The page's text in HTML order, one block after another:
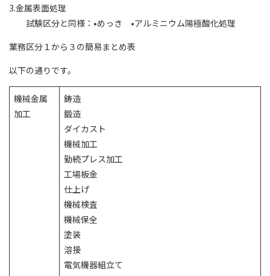
3.金属表面処理
試験区分と同様：•めっき •アルミニウム陽極酸化処理
業務区分１から３の簡易まとめ表
以下の通りです。
機械金属
加工
鋳造
鍛造
ダイカスト
機械加工
勤続プレス加工
工場板金
仕上げ
機械検査
機械保全
塗装
溶接
電気機器組立て